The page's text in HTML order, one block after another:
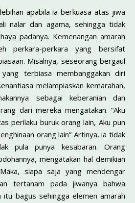
apabila ia berkuasa atas jiwa
nalar dan agama, sehingga tidak
padanya. Kemenangan amarah
perkara-perkara yang bersifat
Misalnya, seseorang bergaul
terbiasa membanggakan diri
melampiaskan kemarahan,
sebagai keberanian dan
dari mereka mengatakan. “Aku
perilaku buruk orang lain, Aku pun
orang lain” Artinya, ia tidak
pula punya kesabaran. Orang
mengatakan hal demikian
siapa saja yang mendengar
tertanam pada jiwanya bahwa
itu bagus sehingga elemen amarah